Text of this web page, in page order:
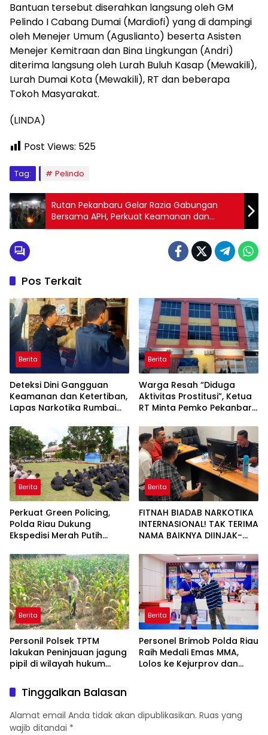
Bantuan tersebut diserahkan langsung oleh GM
Pelindo I Cabang Dumai (Mardiofi) yang di dampingi
oleh Menejer Umum (Aguslianto) beserta Asisten
Menejer Kemitraan dan Bina Lingkungan (Andri)
diterima langsung oleh Lurah Buluh Kasap (Mewakili),
Lurah Dumai Kota (Mewakili), RT dan beberapa
Tokoh Masyarakat.
(LINDA)
Post Views: 525
Tag: Pelindo
Rutan Pekanbaru Gelar Razia Gabungan
Bersama APH, Perkuat Keamanan dan
Komitmen Berantas Barang Terlarang
Pos Terkait
Berita
Deteksi Dini Gangguan
Keamanan dan Ketertiban,
Lapas Narkotika Rumbai
Hunian
Berita
Warga Resah “Diduga
Aktivitas Prostitusi”, Ketua
RT Minta Pemko Pekanbaru
Aktivitas Z Homestay di
Jalan Tanjung Datuk
Berita
Perkuat Green Policing,
Polda Riau Dukung
Ekspedisi Merah Putih
Penanaman Mangrove
Berita
FITNAH BIADAB NARKOTIKA
INTERNASIONAL! TAK TERIMA
NAMA BAIKNYA DIINJAK-
DECLARE WAR: SIAP Bantai
DAN SERET AKUN PEMBUNUH
KARAKTER KE PENJARA
POLDA KEPRI!
Berita
Personil Polsek TPTM
lakukan Peninjauan jagung
pipil di wilayah hukum
Berita
Personel Brimob Polda Riau
Raih Medali Emas MMA,
Lolos ke Kejurprov dan
Tinggalkan Balasan
Alamat email Anda tidak akan dipublikasikan. Ruas yang
wajib ditandai *